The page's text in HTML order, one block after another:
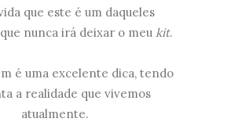
que este é um daqueles
nunca irá deixar o meu kit.
é uma excelente dica, tendo
a realidade que vivemos
atualmente.